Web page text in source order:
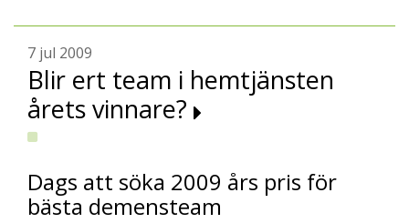
7 jul 2009
Blir ert team i hemtjänsten
årets vinnare?
Dags att söka 2009 års pris för
bästa demensteam